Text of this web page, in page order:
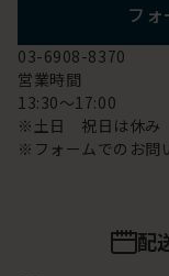
フ
03-6908-8370
営業時間
13:30～17:00
※土日 祝日は休み
※フォームでのお問
配